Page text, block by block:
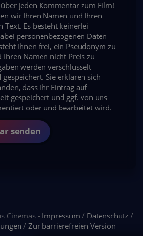
jeden Kommentar zum Film!
wir Ihren Namen und Ihren
Text. Es besteht keinerlei
personenbezogenen Daten
Ihnen frei, ein Pseudonym zu
Ihren Namen nicht Preis zu
werden verschlüsselt
Sie erklären sich
dass Ihr Eintrag auf
gespeichert und ggf. von uns
oder und bearbeitet wird.
senden
Cinemas - Impressum / Datenschutz /
/ Zur barrierefreien Version